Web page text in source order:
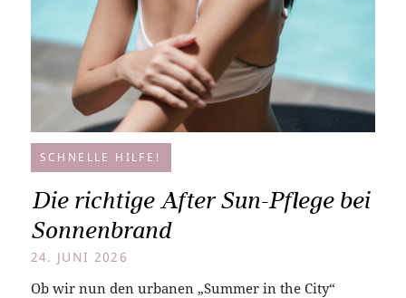
SCHNELLE HILFE!
Die richtige After Sun-Pflege bei
Sonnenbrand
24. JUNI 2026
Ob wir nun den urbanen „Summer in the City“